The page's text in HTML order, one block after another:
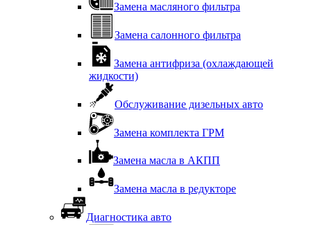
Замена масляного фильтра
Замена салонного фильтра
Замена антифриза (охлаждающей
жидкости)
Обслуживание дизельных авто
Замена комплекта ГРМ
Замена масла в АКПП
Замена масла в редукторе
Диагностика авто